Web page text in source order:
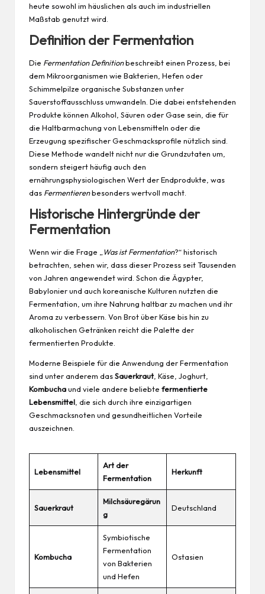
heute sowohl im häuslichen als auch im industriellen
Maßstab genutzt wird.
Definition der Fermentation
Die Fermentation Definitionbeschreibt einen Prozess, bei
dem Mikroorganismen wie Bakterien, Hefen oder
Schimmelpilze organische Substanzen unter
Sauerstoffausschluss umwandeln. Die dabei entstehenden
Produkte können Alkohol, Säuren oder Gase sein, die für
die Haltbarmachung von Lebensmitteln oder die
Erzeugung spezifischer Geschmacksprofile nützlich sind.
Diese Methode wandelt nicht nur die Grundzutaten um,
sondern steigert häufig auch den
ernährungsphysiologischen Wert der Endprodukte, was
das Fermentierenbesonders wertvoll macht.
Historische Hintergründe der
Fermentation
Wenn wir die Frage „Was ist Fermentation?“ historisch
betrachten, sehen wir, dass dieser Prozess seit Tausenden
von Jahren angewendet wird. Schon die Ägypter,
Babylonier und auch koreanische Kulturen nutzten die
Fermentation, um ihre Nahrung haltbar zu machen und ihr
Aroma zu verbessern. Von Brot über Käse bis hin zu
alkoholischen Getränken reicht die Palette der
fermentierten Produkte.
Moderne Beispiele für die Anwendung der Fermentation
sind unter anderem dasSauerkraut, Käse, Joghurt,
Kombuchaund viele andere beliebte fermentierte
Lebensmittel, die sich durch ihre einzigartigen
Geschmacksnoten und gesundheitlichen Vorteile
auszeichnen.
Lebensmittel
Art der
Fermentation
Herkunft
Sauerkraut
Milchsäuregärun
g
Deutschland
Kombucha
Symbiotische
Fermentation
von Bakterien
und Hefen
Ostasien